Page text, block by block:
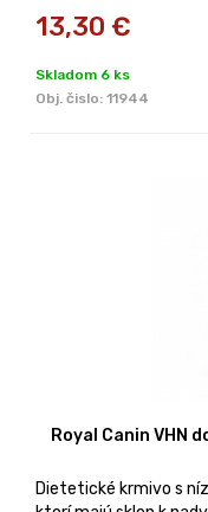
13,30 €
Skladom 6 ks
Obj. čislo: 11944
Royal Canin
Dietetické krmivo s